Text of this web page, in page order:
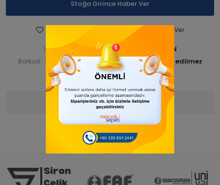
Stoğa Girince Haber Ver
Fiyatı Düşünce Haber Ver
Ürün Kodu: STNSNT290 001571-ANA ÜRN
Barkod: STNSNT29000158 İade Bilgisi:
Ürün Bilgisi Yorumlar